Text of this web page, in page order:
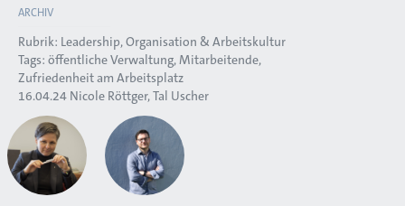
ARCHIV
Rubrik: Leadership, Organisation & Arbeitskultur
Tags: öffentliche Verwaltung Mitarbeitende
Zufriedenheit am Arbeitsplatz
16.04.24 Nicole Röttger Tal Uscher